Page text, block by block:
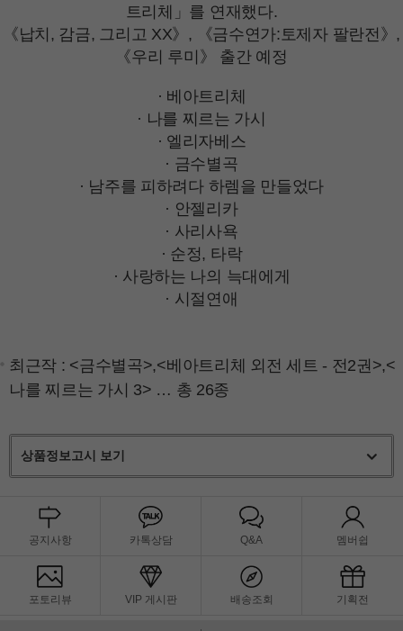
트리체」를 연재했다.
《납치, 감금, 그리고 XX》, 《금수연가:토제자 팔란전》,
《우리 루미》 출간 예정
· 베아트리체
· 나를 찌르는 가시
· 엘리자베스
· 금수별곡
· 남주를 피하려다 하렘을 만들었다
· 안젤리카
· 사리사욕
· 순정, 타락
· 사랑하는 나의 늑대에게
· 시절연애
최근작 : <금수별곡>,<베아트리체 외전 세트 - 전2권>,<
나를 찌르는 가시 3> … 총 26종
상품정보고시 보기
공지사항 카톡상담 Q&A 멤버쉽
포토리뷰 VIP 게시판 배송조회 기획전